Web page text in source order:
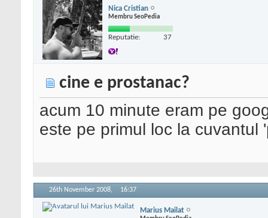
Nica Cristian
Membru SeoPedia
Reputatie: 37
cine e prostanac?
acum 10 minute eram pe
este pe primul loc la
26th November 2008, 16:37
Marius Mailat